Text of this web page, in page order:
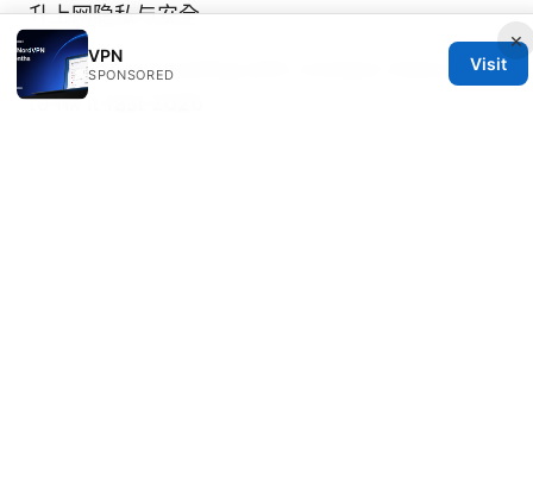
升上网隐私与安全
Youtube not working with nordvpn heres how
to fix it fast 2026
×
VPN
SPONSORED
Visit